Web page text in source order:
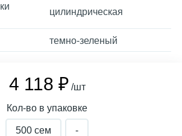
цилиндрическая
темно-зеленый
4 118 ₽ /шт
Кол-во в упаковке
500 сем -